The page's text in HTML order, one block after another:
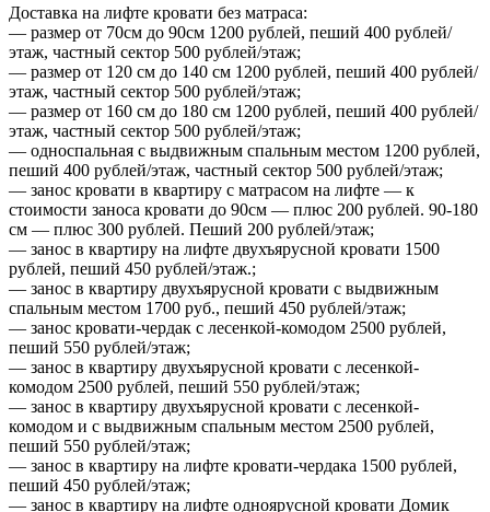
Доставка на лифте кровати без матраса:
— размер от 70см до 90см 1200 рублей, пеший 400 рублей/
этаж, частный сектор 500 рублей/этаж;
— размер от 120 см до 140 см 1200 рублей, пеший 400 рублей/
этаж, частный сектор 500 рублей/этаж;
— размер от 160 см до 180 см 1200 рублей, пеший 400 рублей/
этаж, частный сектор 500 рублей/этаж;
— односпальная с выдвижным спальным местом 1200 рублей,
пеший 400 рублей/этаж, частный сектор 500 рублей/этаж;
— занос кровати в квартиру с матрасом на лифте — к
стоимости заноса кровати до 90см — плюс 200 рублей. 90-180
см — плюс 300 рублей. Пеший 200 рублей/этаж;
— занос в квартиру на лифте двухъярусной кровати 1500
рублей, пеший 450 рублей/этаж.;
— занос в квартиру двухъярусной кровати с выдвижным
спальным местом 1700 руб., пеший 450 рублей/этаж;
— занос кровати-чердак с лесенкой-комодом 2500 рублей,
пеший 550 рублей/этаж;
— занос в квартиру двухъярусной кровати с лесенкой-
комодом 2500 рублей, пеший 550 рублей/этаж;
— занос в квартиру двухъярусной кровати с лесенкой-
комодом и с выдвижным спальным местом 2500 рублей,
пеший 550 рублей/этаж;
— занос в квартиру на лифте кровати-чердака 1500 рублей,
пеший 450 рублей/этаж;
— занос в квартиру на лифте одноярусной кровати Домик